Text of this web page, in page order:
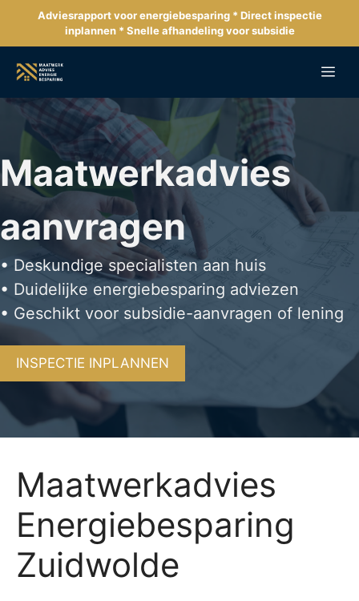
de
inhoud
Adviesrapport voor energiebesparing * Direct inspectie
inplannen * Snelle afhandeling voor subsidie
Maatwerkadvies
aanvragen
• Deskundige specialisten aan huis
• Duidelijke energiebesparing adviezen
• Geschikt voor subsidie-aanvragen of lening
INSPECTIE INPLANNEN
Maatwerkadvies
Energiebesparing
Zuidwolde